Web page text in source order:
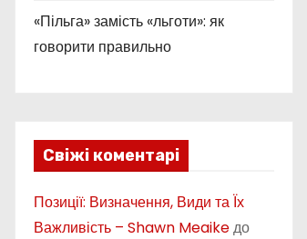
«Пільга» замість «льготи»: як
говорити правильно
Свіжі коментарі
Позиції: Визначення, Види та Їх
Важливість – Shawn Meaikeдо